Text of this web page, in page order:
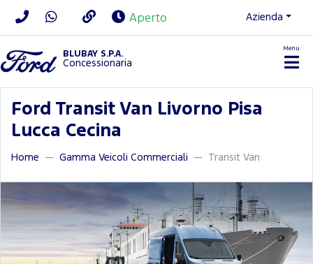
Aperto Azienda
BLUBAY S.P.A.
Concessionaria
Menu
Ford Transit Van Livorno Pisa
Lucca Cecina
Home Gamma Veicoli Commerciali Transit Van